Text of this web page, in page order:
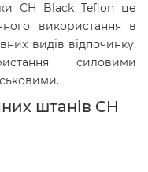
CH Black Teflon це
використання в
видів відпочинку.
силовими
штанів CH